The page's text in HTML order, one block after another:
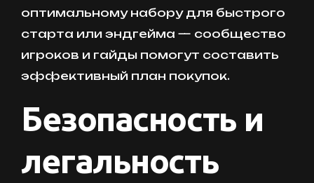
оптимальному набору для быстрого
старта или эндгейма — сообщество
игроков и гайды помогут составить
эффективный план покупок.
Безопасность и
легальность